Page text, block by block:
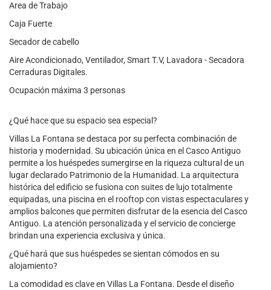
Area de Trabajo
Caja Fuerte
Secador de cabello
Aire Acondicionado, Ventilador, Smart T.V, Lavadora - Secadora
Cerraduras Digitales.
Ocupación máxima 3 personas
¿Qué hace que su espacio sea especial?
Villas La Fontana se destaca por su perfecta combinación de
historia y modernidad. Su ubicación única en el Casco Antiguo
permite a los huéspedes sumergirse en la riqueza cultural de un
lugar declarado Patrimonio de la Humanidad. La arquitectura
histórica del edificio se fusiona con suites de lujo totalmente
equipadas, una piscina en el rooftop con vistas espectaculares y
amplios balcones que permiten disfrutar de la esencia del Casco
Antiguo. La atención personalizada y el servicio de concierge
brindan una experiencia exclusiva y única.
¿Qué hará que sus huéspedes se sientan cómodos en su
alojamiento?
La comodidad es clave en Villas La Fontana. Desde el diseño